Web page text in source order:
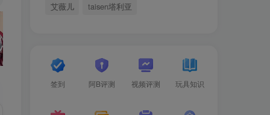
艾薇儿
taisen塔利亚
签到 阿B评测 视频评测 玩具知识